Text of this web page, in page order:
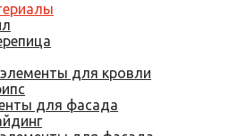
для кровли
для фасада